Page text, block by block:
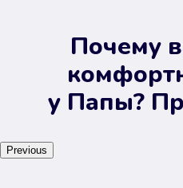
Почему
у Папы?
Previous